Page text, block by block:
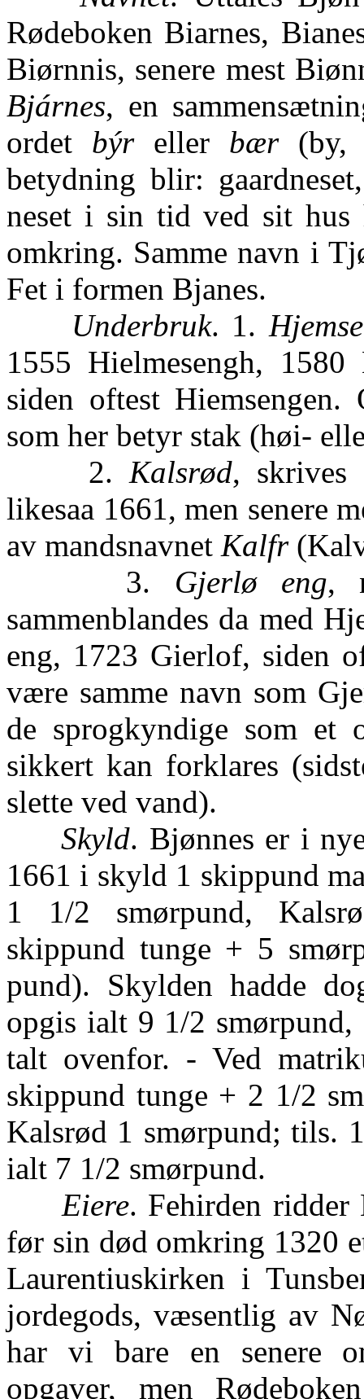
Rødeboken Biarnes,
Biørnnis, senere mest
Bjárnes, en
ordet býreller bær(by,
betydning blir:
neset i sin tid ved sit
omkring. Samme navn i
Fet i formen Bjanes.
Underbruk. 1.
1555 Hielmesengh, 1580
siden oftest
som her betyr stak (høi-
2.Kalsrød, skrives
likesaa 1661, men senere
av mandsnavnet Kalfr
3. Gjerlø eng,
sammenblandes da med
eng, 1723 Gierlof, siden
være samme navn som
de sprogkyndige som et
sikkert kan forklares
slette ved vand).
Skyld. Bjønnes er i
1661 i skyld 1 skippund
1 1/2 smørpund,
skippund tunge + 5
pund). Skylden hadde
opgis ialt 9 1/2
talt ovenfor. - Ved
skippund tunge + 2 1/2
Kalsrød 1 smørpund; tils.
ialt 7 1/2 smørpund.
Eiere. Fehirden ridder
før sin død omkring 1320
Laurentiuskirken i
jordegods, væsentlig av
har vi bare en senere
opgaver, men